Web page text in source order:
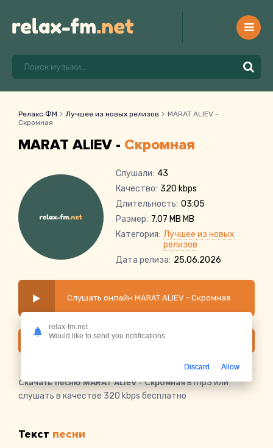
Релакс ФМ Лучшее из новых релизов
MARAT ALIEV -
Скромная
MARAT ALIEV - Скромная
Слушали: 43
Качество: 320 kbps
Длительность: 03:05
Размер: 7.07 MB MB
Категория: Лучшее из новых
релизов
Дата релиза: 25.06.2026
Слушать онлайн MARAT ALIEV - Скромная
Скачать
Скачать песню MARAT ALIEV - Скромнаяв mp3 или
слушать в качестве 320 kbps бесплатно
Текст песни
relax-fm.net
Would like to send you notifications
Discard Allow